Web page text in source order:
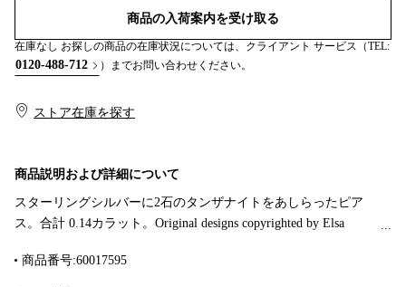
商品の入荷案内を受け取る
在庫なし お探しの商品の在庫状況については、クライアント サービス（TEL:
0120-488-712 ）までお問い合わせください。
ストア在庫を探す​​
商品説明および詳細について
スターリングシルバーに2石のタンザナイトをあしらったピア
ス。合計 0.14カラット。Original designs copyrighted by Elsa
商品番号:60017595